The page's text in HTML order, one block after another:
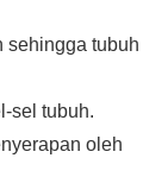
sehingga tubuh
sel tubuh.
oleh